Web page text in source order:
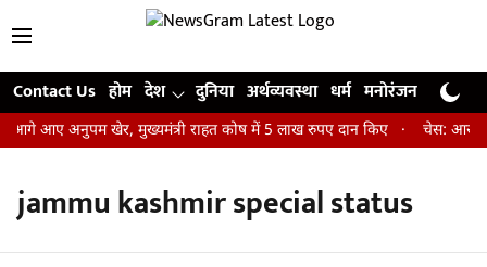
Contact Us होम देश दुनिया अर्थव्यवस्था धर्म मनोरंजन खेल
आगे आए अनुपम खेर, मुख्यमंत्री राहत कोष में 5 लाख रुपए दान किए चेस: आर
jammu kashmir special status